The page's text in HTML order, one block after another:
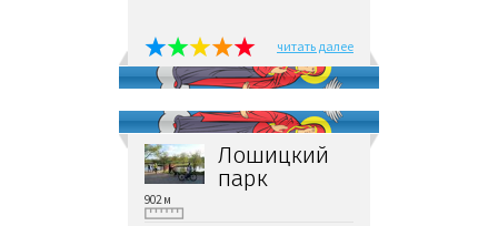
читать далее
Лошицкий
парк
902 м